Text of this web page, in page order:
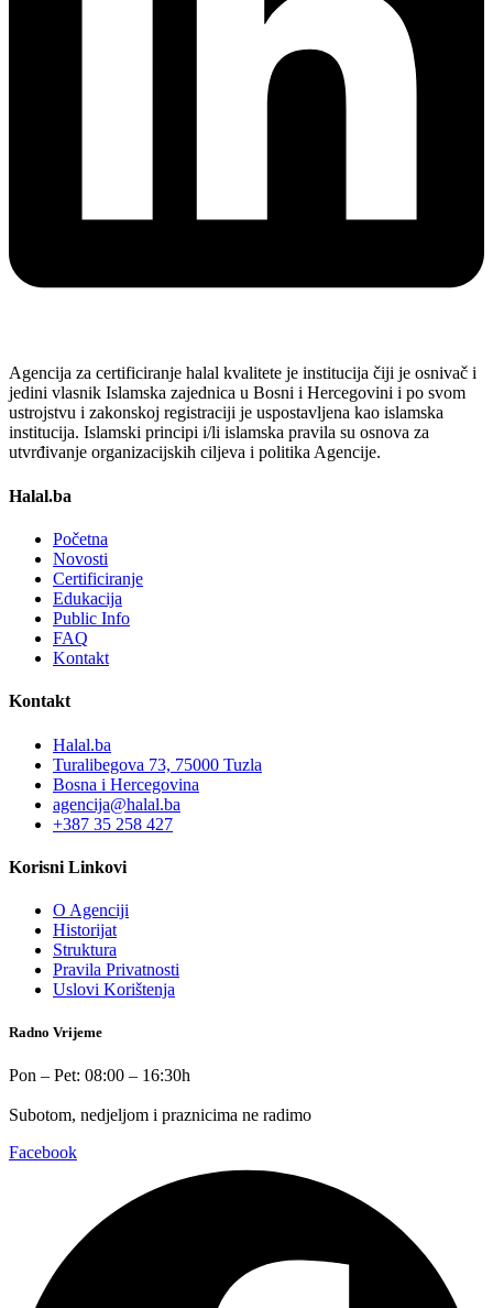
Agencija za certificiranje halal kvalitete je institucija čiji je osnivač i
jedini vlasnik Islamska zajednica u Bosni i Hercegovini i po svom
ustrojstvu i zakonskoj registraciji je uspostavljena kao islamska
institucija. Islamski principi i/li islamska pravila su osnova za
utvrđivanje organizacijskih ciljeva i politika Agencije.
Halal.ba
Početna
Novosti
Certificiranje
Edukacija
Public Info
FAQ
Kontakt
Kontakt
Halal.ba
Turalibegova 73, 75000 Tuzla
Bosna i Hercegovina
agencija@halal.ba
+387 35 258 427
Korisni Linkovi
O Agenciji
Historijat
Struktura
Pravila Privatnosti
Uslovi Korištenja
Radno Vrijeme
Pon – Pet: 08:00 – 16:30h
Subotom, nedjeljom i praznicima ne radimo
Facebook